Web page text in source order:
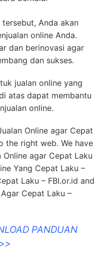
Anda akan
online Anda.
dan berinovasi agar
dan sukses.
jualan online yang
atas dapat membantu
online.
Online agar Cepat
the right web. We have
agar Cepat Laku
Yang Cepat Laku –
Laku – FBI.or.id and
Cepat Laku –
PANDUAN